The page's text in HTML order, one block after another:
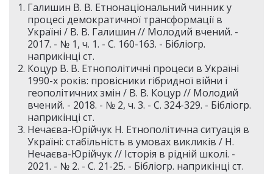
Галишин В. В. Етнонаціональний чинник у
процесі демократичної трансформації в
Україні / В. В. Галишин // Молодий вчений. -
2017. - № 1, ч. 1. - С. 160-163. - Бібліогр.
наприкінці ст.
Коцур В. В. Етнополітичні процеси в Україні
1990-х років: провісники гібридної війни і
геополітичних змін / В. В. Коцур // Молодий
вчений. - 2018. - № 2, ч. 3. - С. 324-329. - Бібліогр.
наприкінці ст.
Нечаєва-Юрійчук Н. Етнополітична ситуація в
Україні: стабільність в умовах викликів / Н.
Нечаєва-Юрійчук // Історія в рідній школі. -
2021. - № 2. - С. 21-25. - Бібліогр. наприкінці ст.